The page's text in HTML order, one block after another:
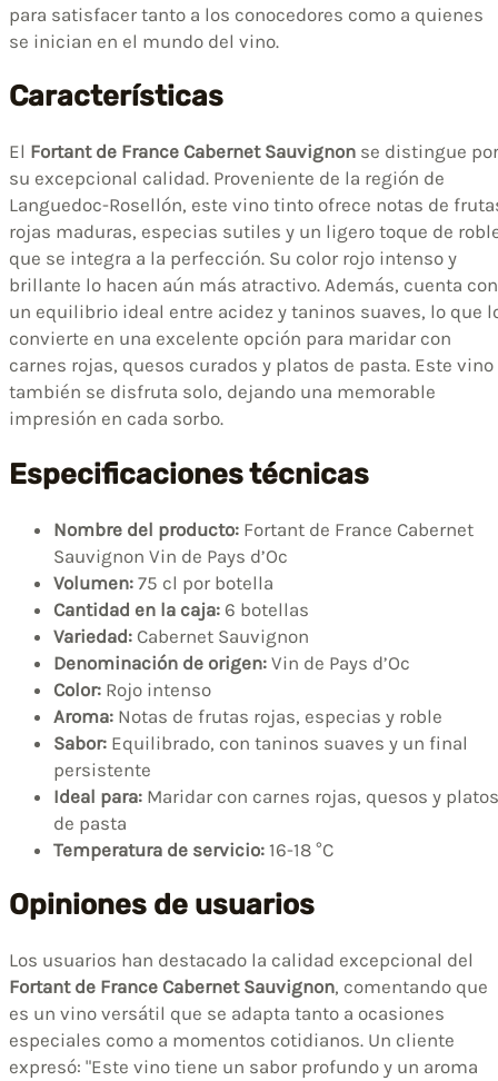
para satisfacer tanto a los conocedores como a quienes
se inician en el mundo del vino.
Características
El Fortant de France Cabernet Sauvignon se distingue por
su excepcional calidad. Proveniente de la región de
Languedoc-Rosellón, este vino tinto ofrece notas de
rojas maduras, especias sutiles y un ligero toque de
que se integra a la perfección. Su color rojo intenso y
brillante lo hacen aún más atractivo. Además, cuenta con
un equilibrio ideal entre acidez y taninos suaves, lo que
convierte en una excelente opción para maridar con
carnes rojas, quesos curados y platos de pasta. Este vino
también se disfruta solo, dejando una memorable
impresión en cada sorbo.
Especificaciones técnicas
Nombre del producto: Fortant de France Cabernet
Sauvignon Vin de Pays d’Oc
Volumen: 75 cl por botella
Cantidad en la caja: 6 botellas
Variedad: Cabernet Sauvignon
Denominación de origen: Vin de Pays d’Oc
Color: Rojo intenso
Aroma: Notas de frutas rojas, especias y roble
Sabor: Equilibrado, con taninos suaves y un final
persistente
Ideal para: Maridar con carnes rojas, quesos y platos
de pasta
Temperatura de servicio: 16-18 °C
Opiniones de usuarios
Los usuarios han destacado la calidad excepcional del
Fortant de France Cabernet Sauvignon, comentando que
es un vino versátil que se adapta tanto a ocasiones
especiales como a momentos cotidianos. Un cliente
expresó: "Este vino tiene un sabor profundo y un aroma